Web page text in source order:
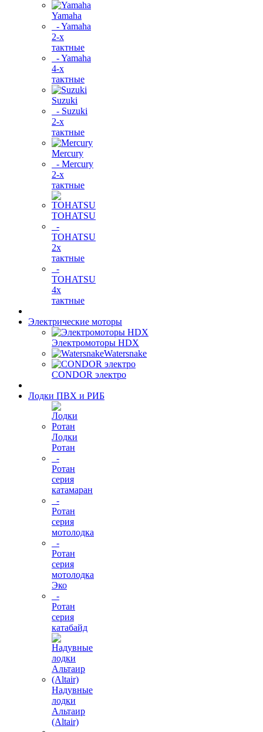
Yamaha
- Yamaha
2-х
тактные
- Yamaha
4-х
тактные
Suzuki
- Suzuki
2-х
тактные
Mercury
- Mercury
2-х
тактные
TOHATSU
-
TOHATSU
2х
тактные
-
TOHATSU
4х
тактные
Электрические моторы
Электромоторы HDX
Watersnake
CONDOR электро
Лодки ПВХ и РИБ
Лодки
Ротан
-
Ротан
серия
катамаран
-
Ротан
серия
мотолодка
-
Ротан
серия
мотолодка
Эко
-
Ротан
серия
катабайд
Надувные
лодки
Альтаир
(Altair)